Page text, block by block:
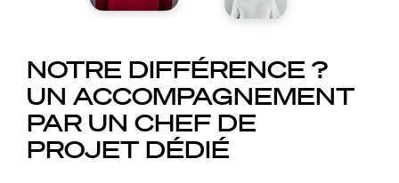
NOTRE DIFFÉRENCE ?
UN ACCOMPAGNEMENT
PAR UN CHEF DE
PROJET DÉDIÉ